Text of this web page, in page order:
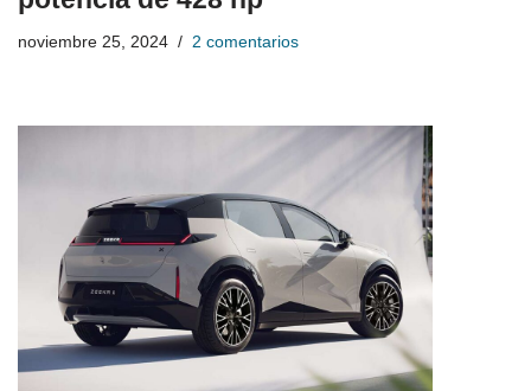
noviembre 25, 2024 2 comentarios